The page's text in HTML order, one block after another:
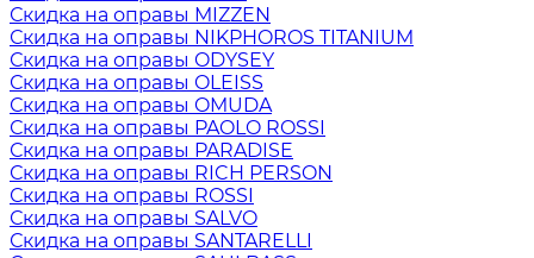
Скидка на оправы MIZZEN
Скидка на оправы NIKPHOROS TITANIUM
Скидка на оправы ODYSEY
Скидка на оправы OLEISS
Скидка на оправы OMUDA
Скидка на оправы PAOLO ROSSI
Скидка на оправы PARADISE
Скидка на оправы RICH PERSON
Скидка на оправы ROSSI
Скидка на оправы SALVO
Скидка на оправы SANTARELLI